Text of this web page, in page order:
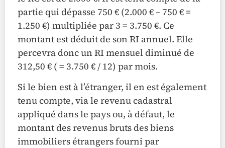
partie qui dépasse 750 € (2.000 € – 750 € =
1.250 €) multipliée par 3 = 3.750 €. Ce
montant est déduit de son RI annuel. Elle
percevra donc un RI mensuel diminué de
312,50 € ( = 3.750 € / 12) par mois.
Si le bien est à l’étranger, il en est également
tenu compte, via le revenu cadastral
appliqué dans le pays ou, à défaut, le
montant des revenus bruts des biens
immobiliers étrangers fourni par